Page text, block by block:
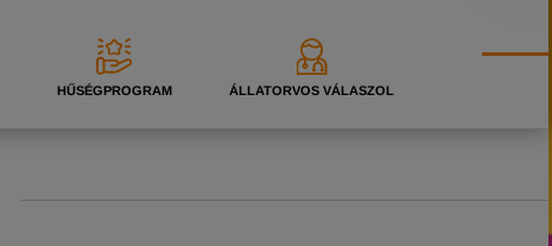
HŰSÉGPROGRAM ÁLLATORVOS VÁLASZOL